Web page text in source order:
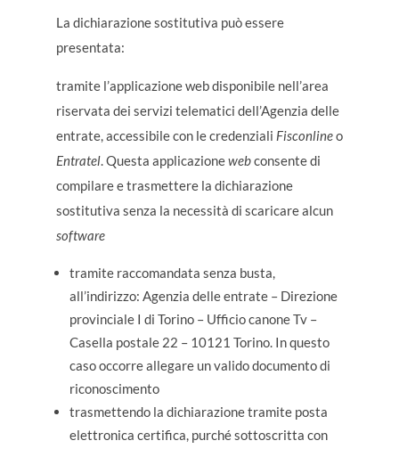
La dichiarazione sostitutiva può essere
presentata:
tramite l’applicazione web disponibile nell’area
riservata dei servizi telematici dell’Agenzia delle
entrate, accessibile con le credenziali Fisconlineo
Entratel. Questa applicazionewebconsente di
compilare e trasmettere la dichiarazione
sostitutiva senza la necessità di scaricare alcun
software
tramite raccomandata senza busta,
all’indirizzo: Agenzia delle entrate – Direzione
provinciale I di Torino – Ufficio canone Tv –
Casella postale 22 – 10121 Torino. In questo
caso occorre allegare un valido documento di
riconoscimento
trasmettendo la dichiarazione tramite posta
elettronica certifica, purché sottoscritta con